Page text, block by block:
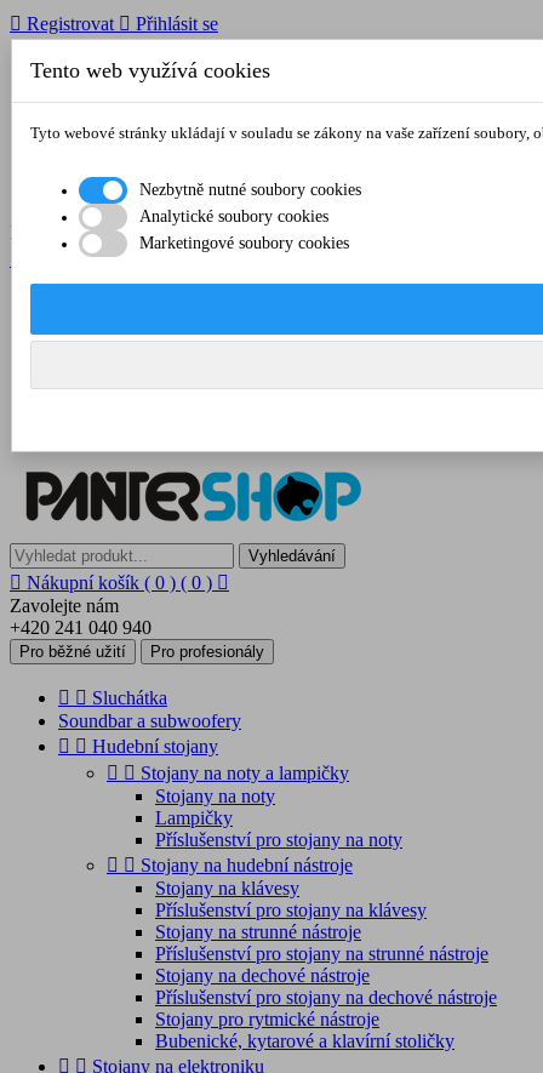
 Registrovat  Přihlásit se
O nás
Obchodní podmínky
Kontakt
Menu

Registrovat  Přihlásit se
Vyhledávání
 Nákupní košík ( 0 ) ( 0 ) 
Zavolejte nám
+420 241 040 940
Pro běžné užití Pro profesionály
  Sluchátka
Soundbar a subwoofery
  Hudební stojany
  Stojany na noty a lampičky
Stojany na noty
Lampičky
Příslušenství pro stojany na noty
  Stojany na hudební nástroje
Stojany na klávesy
Příslušenství pro stojany na klávesy
Stojany na strunné nástroje
Příslušenství pro stojany na strunné nástroje
Stojany na dechové nástroje
Příslušenství pro stojany na dechové nástroje
Stojany pro rytmické nástroje
Bubenické, kytarové a klavírní stoličky
  Stojany na elektroniku
Tento web využívá cookies
Tyto webové stránky ukládají v souladu se zákony na vaše zařízení
Nezbytně nutné soubory cookies
Analytické soubory cookies
Marketingové soubory cookies